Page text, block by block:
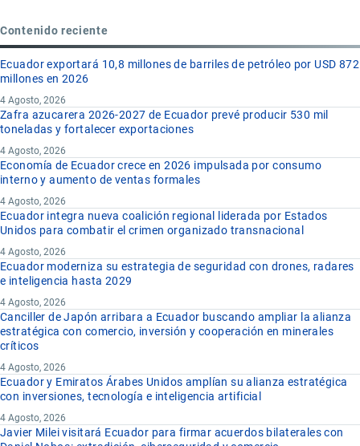
Contenido reciente
Ecuador exportará 10,8 millones de barriles de petróleo por USD 872
millones en 2026
4 Agosto, 2026
Zafra azucarera 2026-2027 de Ecuador prevé producir 530 mil
toneladas y fortalecer exportaciones
4 Agosto, 2026
Economía de Ecuador crece en 2026 impulsada por consumo
interno y aumento de ventas formales
4 Agosto, 2026
Ecuador integra nueva coalición regional liderada por Estados
Unidos para combatir el crimen organizado transnacional
4 Agosto, 2026
Ecuador moderniza su estrategia de seguridad con drones, radares
e inteligencia hasta 2029
4 Agosto, 2026
Canciller de Japón arribara a Ecuador buscando ampliar la alianza
estratégica con comercio, inversión y cooperación en minerales
críticos
4 Agosto, 2026
Ecuador y Emiratos Árabes Unidos amplían su alianza estratégica
con inversiones, tecnología e inteligencia artificial
4 Agosto, 2026
Javier Milei visitará Ecuador para firmar acuerdos bilaterales con